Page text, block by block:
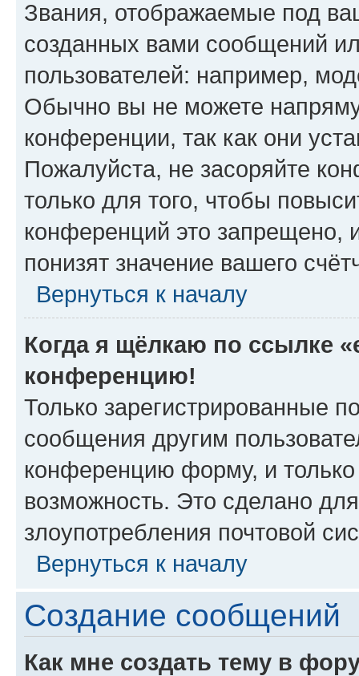
Звания, отображаемые под
созданных вами сообщений
пользователей: например,
Обычно вы не можете
конференции, так как они
Пожалуйста, не засоряйте
только для того, чтобы
конференций это запрещено,
понизят значение вашего
Вернуться к началу
Когда я щёлкаю по ссылке
конференцию!
Только зарегистрированные
сообщения другим
конференцию форму, и
возможность. Это сделано
злоупотребления почтовой
Вернуться к началу
Создание сообщений
Как мне создать тему в